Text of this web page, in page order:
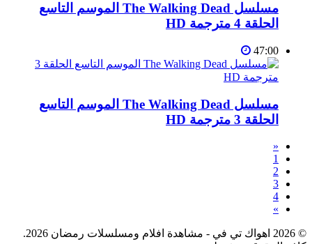
مسلسل The Walking Dead الموسم التاسع
الحلقة 4 مترجمة HD
47:00
مسلسل The Walking Dead الموسم التاسع
الحلقة 3 مترجمة HD
«
1
2
3
4
»
© 2026 اهواك تي في - مشاهدة افلام ومسلسلات رمضان 2026.